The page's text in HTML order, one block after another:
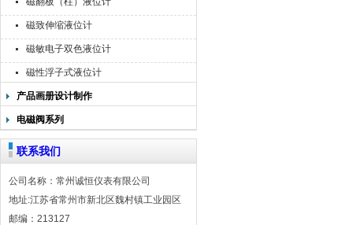
磁致伸缩液位计
磁敏电子双色液位计
磁性浮子式液位计
产品画册设计制作
电磁阀系列
联系我们
公司名称：常州诚恒仪表有限公司
地址:江苏省常州市新北区魏村镇工业园区
邮编：213127